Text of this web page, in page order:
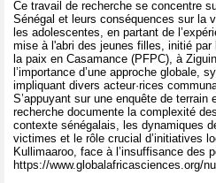
Ce travail de recherche se concentre
Sénégal et leurs conséquences sur la
les adolescentes, en partant de
mise à l'abri des jeunes filles, initié
la paix en Casamance (PFPC), à
l’importance d’une approche globale,
impliquant divers acteur·rices
S’appuyant sur une enquête de
recherche documente la complexité
contexte sénégalais, les dynamiques
victimes et le rôle crucial d’initiatives
Kullimaaroo, face à l’insuffisance des
https://www.globalafricasciences.org/